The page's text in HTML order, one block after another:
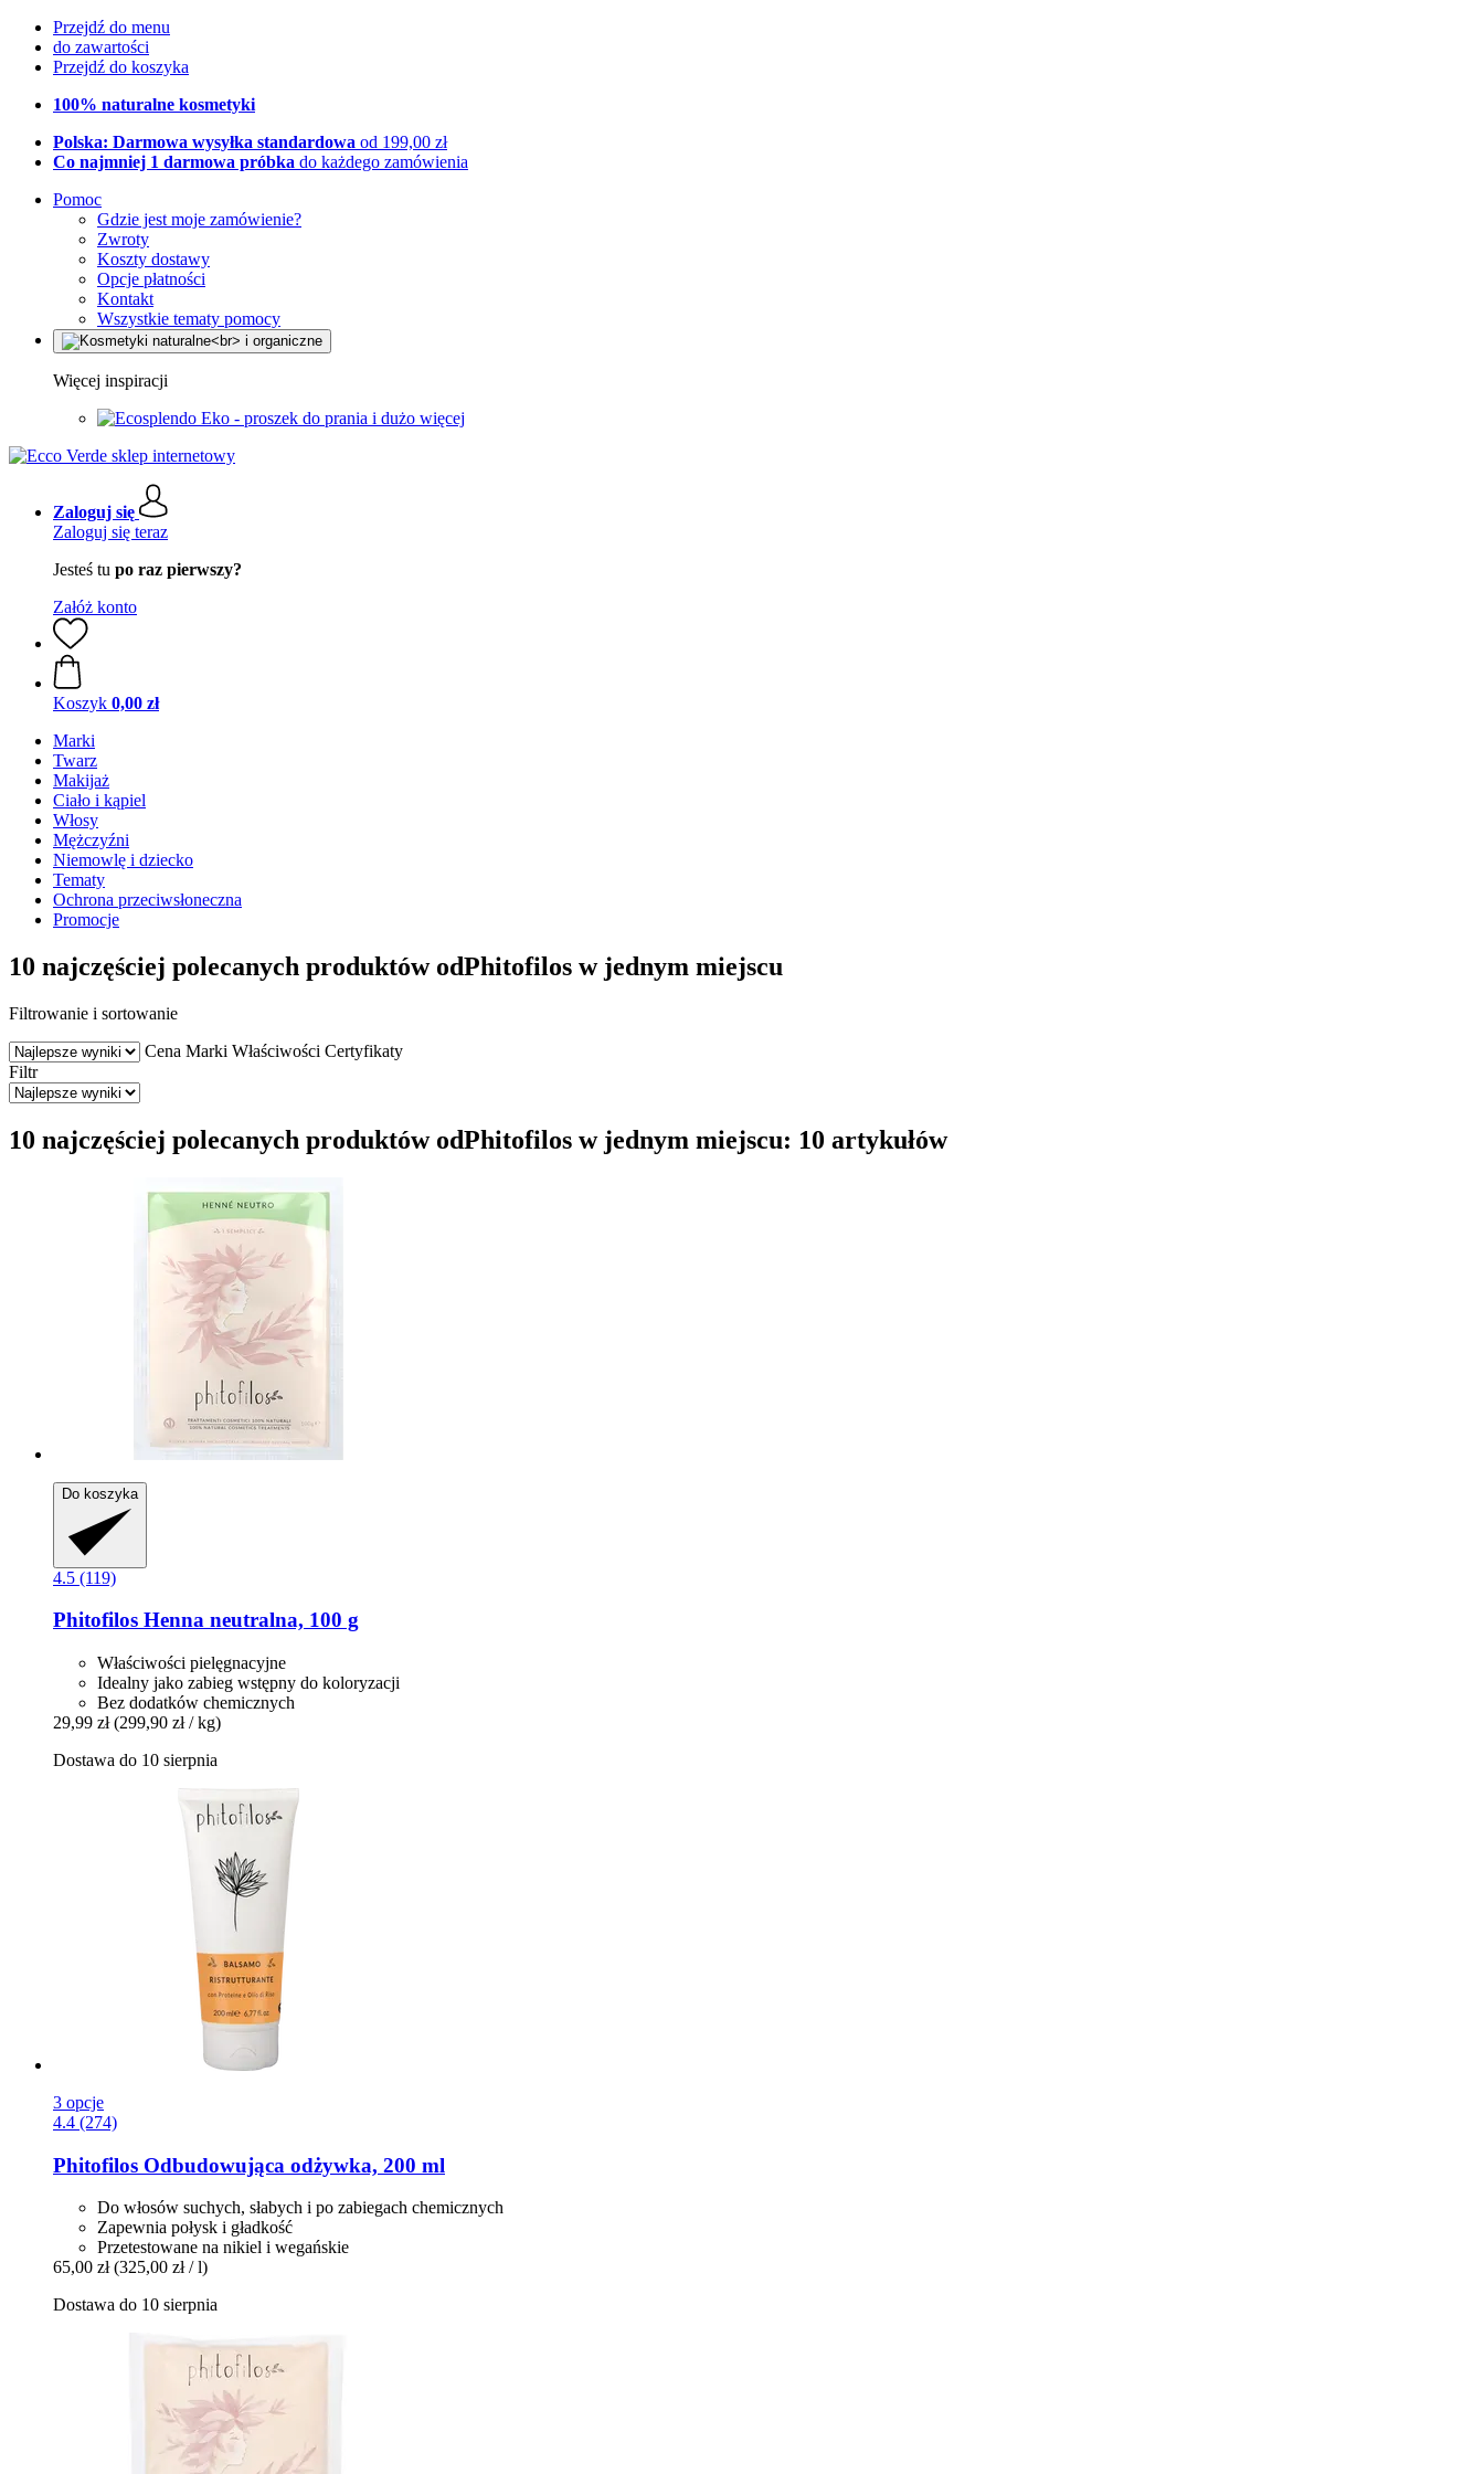
Przejdź do menu
do zawartości
Przejdź do koszyka
100% naturalne kosmetyki
Polska: Darmowa wysyłka standardowa od 199,00 zł
Co najmniej 1 darmowa próbka do każdego zamówienia
Pomoc
Gdzie jest moje zamówienie?
Zwroty
Koszty dostawy
Opcje płatności
Kontakt
Wszystkie tematy pomocy
Więcej inspiracji
Eko - proszek do prania i dużo więcej
Zaloguj się
Zaloguj się teraz
Jesteś tu po raz pierwszy?
Załóż konto
Koszyk 0,00 zł
Marki
Twarz
Makijaż
Ciało i kąpiel
Włosy
Mężczyźni
Niemowlę i dziecko
Tematy
Ochrona przeciwsłoneczna
Promocje
10 najczęściej polecanych produktów odPhitofilos w jednym miejscu
Filtrowanie i sortowanie
Cena Marki Właściwości Certyfikaty
Filtr
10 najczęściej polecanych produktów odPhitofilos w jednym miejscu: 10 artykułów
Do koszyka
4.5 (119)
Phitofilos Henna neutralna, 100 g
Właściwości pielęgnacyjne
Idealny jako zabieg wstępny do koloryzacji
Bez dodatków chemicznych
29,99 zł (299,90 zł / kg)
Dostawa do 10 sierpnia
3 opcje
4.4 (274)
Phitofilos Odbudowująca odżywka, 200 ml
Do włosów suchych, słabych i po zabiegach chemicznych
Zapewnia połysk i gładkość
Przetestowane na nikiel i wegańskie
65,00 zł (325,00 zł / l)
Dostawa do 10 sierpnia